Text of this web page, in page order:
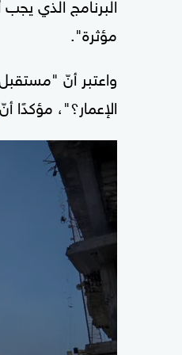
مؤثرة".
واعتبر أنّ
الإعمار؟"، مؤكدًا أنّ